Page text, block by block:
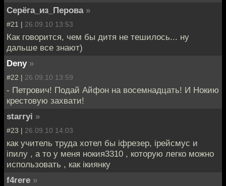
Серёга_из_Перова »
#21 | 26.09.10 13:53
Как говорится, чем бы дитя не тешилось... ну
дальше все знают)
Deny »
#22 | 26.09.10 13:59
- Петрович! Подай Айфон на восемнадцать! И Нокию
крестовую захвати!
starryi »
#23 | 26.09.10 14:03
как учитель труда хотел бы iфрезер, iрейсмус и
iпилу , а то у меня нокия3310 , которую легко можно
использовать , как iкиянку
f4rere »